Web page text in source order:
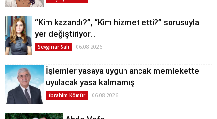
“Kim kazandı?”, “Kim hizmet etti?” sorusuyla
yer değiştiriyor…
Sevginar Sali 06.08.2026
İşlemler yasaya uygun ancak memlekette
uyulacak yasa kalmamış
İbrahim Kömür 06.08.2026